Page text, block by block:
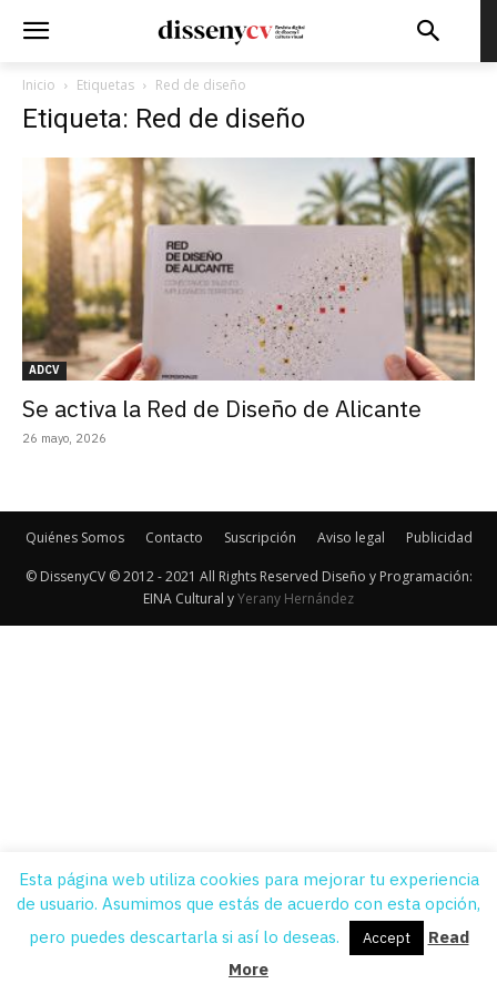
Inicio Etiquetas Red de diseño
Etiqueta: Red de diseño
ADCV
Se activa la Red de Diseño de Alicante
26 mayo, 2026
Quiénes Somos Contacto Suscripción Aviso legal Publicidad
© DissenyCV © 2012 - 2021 All Rights Reserved Diseño y Programación:
EINA Cultural yYerany Hernández
Esta página web utiliza cookies para mejorar tu experiencia
de usuario. Asumimos que estás de acuerdo con esta opción,
pero puedes descartarla si así lo deseas.
Accept
Read
More